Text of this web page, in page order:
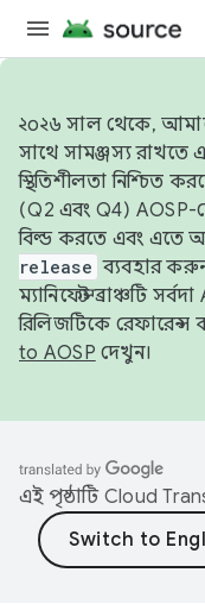
২০২৬ সাল থেকে,
সাথে সামঞ্জস্য রাখতে
স্থিতিশীলতা নিশ্চিত
(Q2 এবং Q4) AOSP-
বিল্ড করতে এবং এতে
release ব্যবহার
ম্যানিফেস্ট ব্রাঞ্চটি
রিলিজটিকে
to AOSP দেখুন।
এই পৃষ্ঠাটি Cloud